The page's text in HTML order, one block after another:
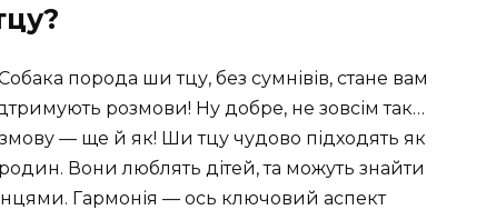
порода ши тцу, без сумнівів, стане вам
розмови! Ну добре, не зовсім так…
— ще й як! Ши тцу чудово підходять як
Вони люблять дітей, та можуть знайти
Гармонія — ось ключовий аспект